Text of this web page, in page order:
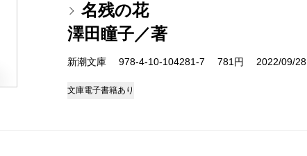
名残の花
澤田瞳子／著
新潮文庫 978-4-10-104281-7 781円 2022/09/28
文庫電子書籍あり